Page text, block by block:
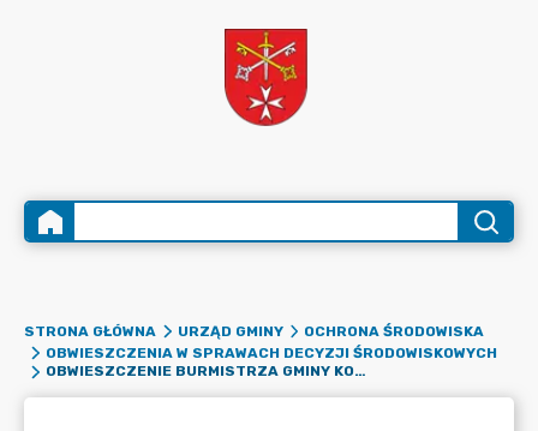
STRONA GŁÓWNA URZĄD GMINY
OCHRONA ŚRODOWISKA
OBWIESZCZENIA W SPRAWACH DECYZJI ŚRODOWISKOWYCH
OBWIESZCZENIE BURMISTRZA GMINY KOSTRZYN (ZP.6220.14.2025.PN) W SPRAWIE WYDANIA DECYZJI O ŚRODOWISKOWYCH UWARUNKOWANIACH DLA PRZEDSIĘWZIĘCIA POLEGAJĄCEGO NA WYKONANIU URZĄDZENIA WODNEGO – STUDNI NR 2 – O GŁĘBOKOŚCI 151 M I JEJ EKSPLOATACJI Z WYDAJNOŚCIĄ Q=50 M3/H NA DZIAŁCE NR GEOD. 79/2 W OBRĘBIE WĘGIERSKIE, GM. KOSTRZYN, ROZBUDOWIE ISTNIEJĄCEGO URZĄDZENIA WODNEGO – STUDNI NR 1 – POLEGAJĄCEJ NA ZWIĘKSZENIU JEJ WYDAJNOŚCI DO Q=50 M3/H, NA DZIAŁCE NR GEOD. 79/2 W OBRĘBIE WĘGIERSKIE, GM. KOSTRZYN ORAZ GOSPODAROWANIU WODĄ W ROLNICTWIE POLEGAJĄCYM NA DZIAŁKACH NR GEOD. 70/4, 78/3, 79/2, 73 I CZĘŚCI DZIAŁEK NR GEOD. 79/3, 70/5, 78/2 W OBRĘBIE WĘGIERSKIE, GM. KOSTRZYN ORAZ NA DZIAŁKACH NR GEOD. 192/1, 193, 247, 248, 249, 250, 275/5, 275/6, 275/7, 276/1, 285/4, 287/2 I CZĘŚCI DZIAŁKI NR GEOD. 278 W OBRĘBIE CZERLEJNO, GM. KOSTRZYN